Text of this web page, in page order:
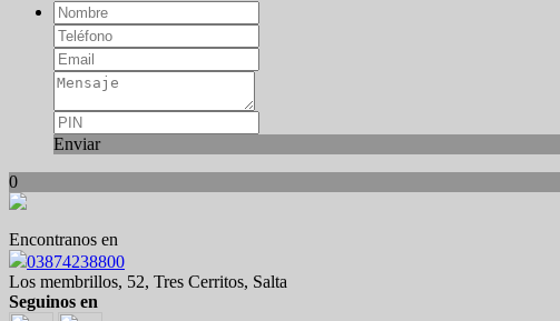
Enviar
0
Encontranos en
03874238800
Los membrillos, 52, Tres Cerritos, Salta
Seguinos en